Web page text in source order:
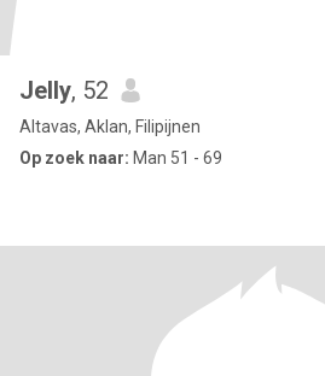
Jelly, 52
Altavas, Aklan, Filipijnen
Op zoek naar: Man 51 - 69